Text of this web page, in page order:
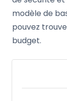
modèle de
pouvez
budget.